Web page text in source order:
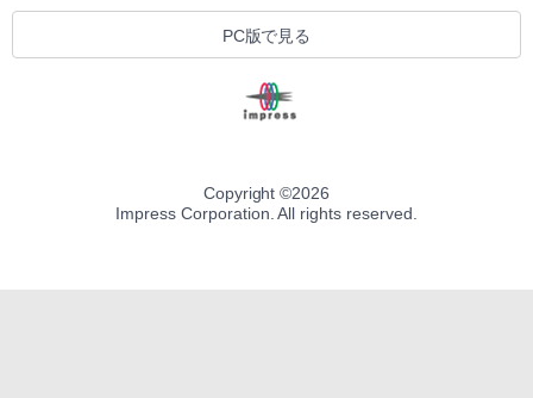
PC版で見る
Copyright ©2026
Impress Corporation. All rights reserved.